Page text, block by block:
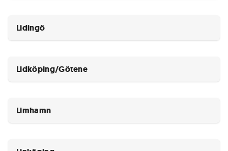
Lidingö
Lidköping/Götene
Limhamn